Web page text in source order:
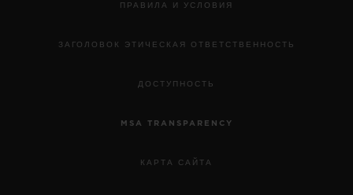
WHITE PAVÉ 33 MM
ПРАВИЛА И УСЛОВИЯ
ЗАГОЛОВОК ЭТИЧЕСКАЯ ОТВЕТСТВЕННОСТЬ
ДОСТУПНОСТЬ
MSA TRANSPARENCY
КАРТА САЙТА